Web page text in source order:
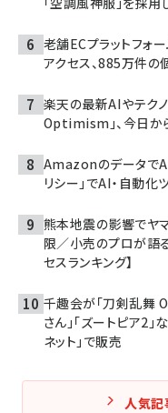
老舗ECプラットフォ
アクセス、885万件
楽天の最新AIやテク
Optimism」、今日か
Amazonのデータで
リシー」でAI・自動
熊本地震の影響でヤ
限／小売のプロが語
セスランキング】
千趣会が「刀剣乱舞
さん」「ズートピア2
ネット」で販売
人気記